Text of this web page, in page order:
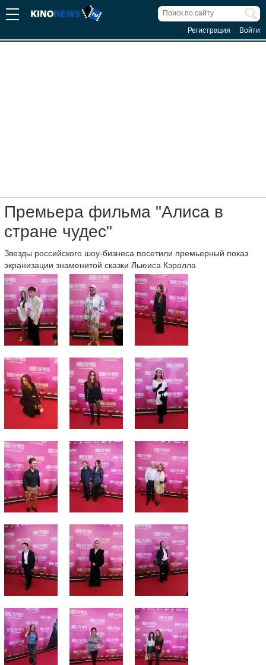
Регистрация Войти
Премьера фильма "Алиса в
стране чудес"
Звезды российского шоу-бизнеса посетили премьерный показ
экранизации знаменитой сказки Льюиса Кэролла